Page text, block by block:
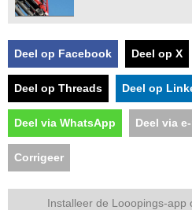
Deel op Facebook Deel op X
Deel op Threads Deel op
Deel via WhatsApp Deel via
Corrigeer
Installeer de Looopings-app